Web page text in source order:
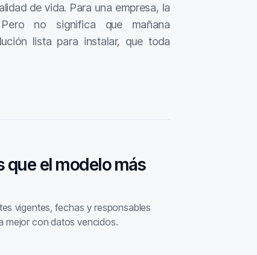
de vida. Para una empresa, la
no significa que mañana
lista para instalar, que toda
que el modelo más
vigentes, fechas y responsables
mejor con datos vencidos.